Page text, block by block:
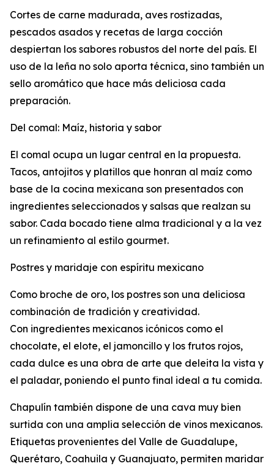
Cortes de carne madurada, aves rostizadas,
pescados asados y recetas de larga cocción
despiertan los sabores robustos del norte del país. El
uso de la leña no solo aporta técnica, sino también un
sello aromático que hace más deliciosa cada
preparación.
Del comal: Maíz, historia y sabor
El comal ocupa un lugar central en la propuesta.
Tacos, antojitos y platillos que honran al maíz como
base de la cocina mexicana son presentados con
ingredientes seleccionados y salsas que realzan su
sabor. Cada bocado tiene alma tradicional y a la vez
un refinamiento al estilo gourmet.
Postres y maridaje con espíritu mexicano
Como broche de oro, los postres son una deliciosa
combinación de tradición y creatividad.
Con ingredientes mexicanos icónicos como el
chocolate, el elote, el jamoncillo y los frutos rojos,
cada dulce es una obra de arte que deleita la vista y
el paladar, poniendo el punto final ideal a tu comida.
Chapulín también dispone de una cava muy bien
surtida con una amplia selección de vinos mexicanos.
Etiquetas provenientes del Valle de Guadalupe,
Querétaro, Coahuila y Guanajuato, permiten maridar